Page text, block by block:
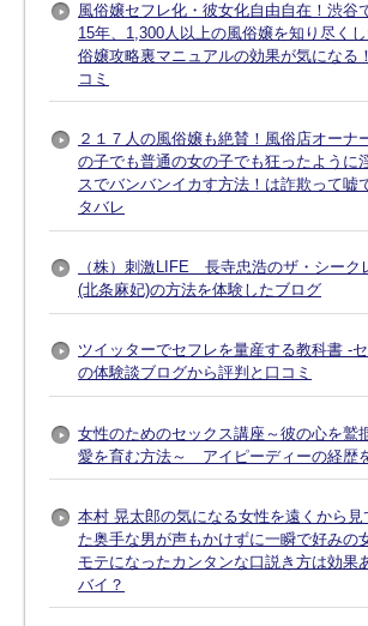
風俗嬢セフレ化・彼女化自由自在！渋谷
15年、1,300人以上の風俗嬢を知り尽く
俗嬢攻略裏マニュアルの効果が気になる
コミ
２１７人の風俗嬢も絶賛！風俗店オーナ
の子でも普通の女の子でも狂ったように
スでバンバンイカす方法！は詐欺って嘘
タバレ
（株）刺激LIFE 長寺忠浩のザ・シーク
(北条麻妃)の方法を体験したブログ
ツイッターでセフレを量産する教科書 -
の体験談ブログから評判と口コミ
女性のためのセックス講座～彼の心を鷲
愛を育む方法～ アイピーディーの経歴
本村 晃太郎の気になる女性を遠くから見
た奥手な男が声もかけずに一瞬で好みの
モテになったカンタンな口説き方は効果
バイ？